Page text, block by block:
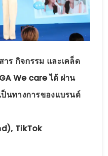
ร กิจกรรม และเคล็ด
We care ได้ ผ่าน
ป็นทางการของแบรนด์
TikTok